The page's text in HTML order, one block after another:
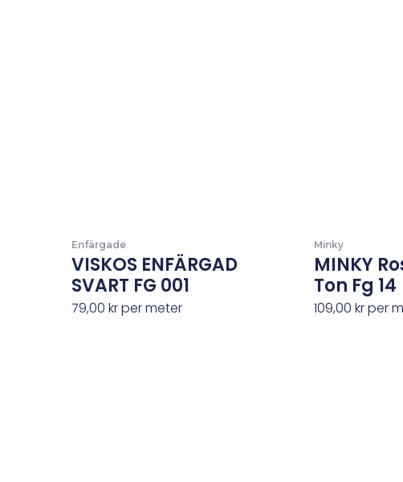
Enfärgade
VISKOS ENFÄRGAD
SVART FG 001
79,00 krper meter
Minky
MINKY
Ton Fg 14
109,00krper